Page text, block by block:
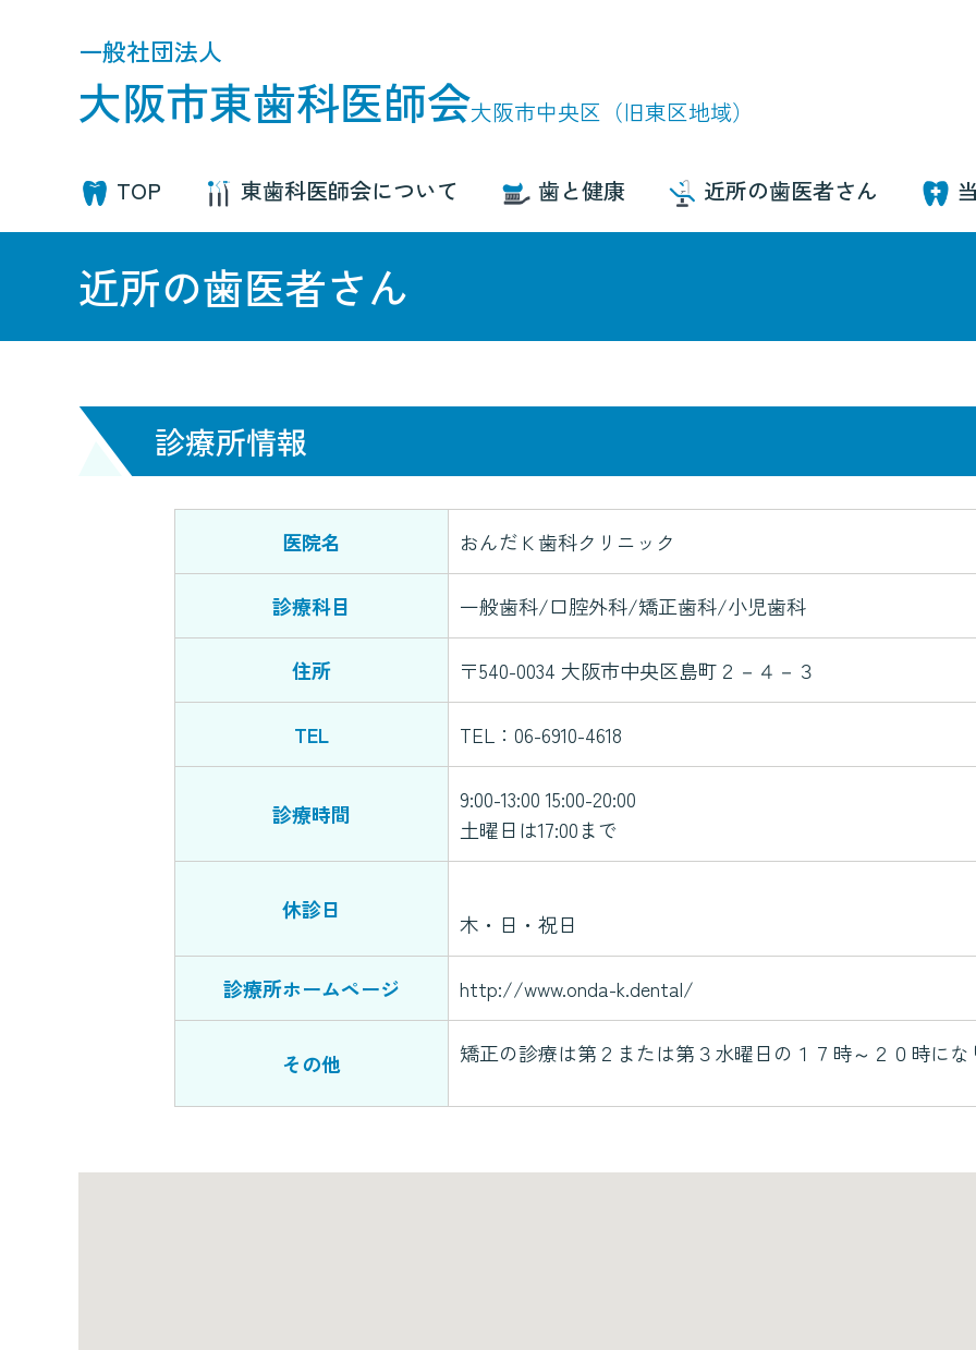
一般社団法人
大阪市東歯科医師会大阪市中央区（旧東区地域）
TOP 東歯科医師会について 歯と健康 近所の歯医者さん
近所の歯医者さん
診療所情報
医院名 おんだＫ歯科クリニック
診療科目 一般歯科/口腔外科/矯正歯科/小児歯科
住所 〒540-0034 大阪市中央区島町２－４－３
TEL TEL： 06-6910-4618
診療時間
9:00-13:00 15:00-20:00
土曜日は17:00まで
休診日
木・日・祝日
診療所ホームページ http://www.onda-k.dental/
その他 矯正の診療は第２または第３水曜日の１７時～２０時に